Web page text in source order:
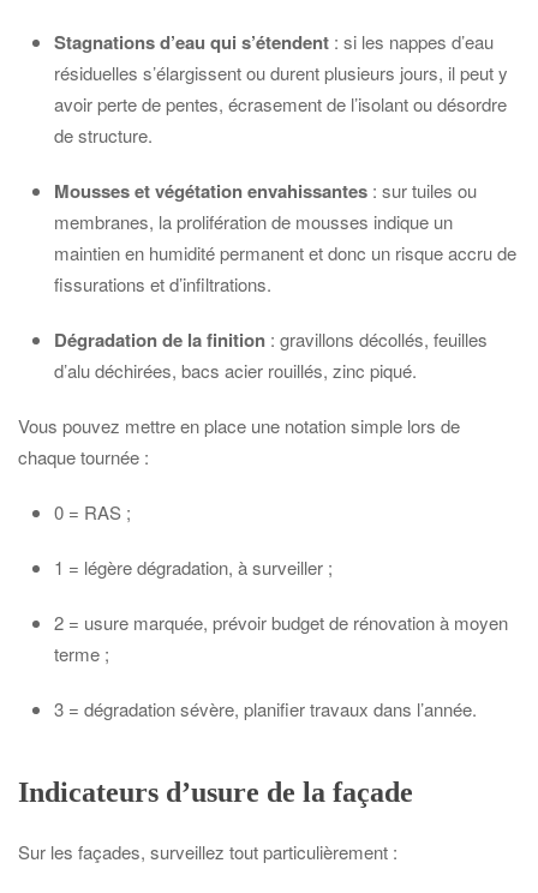
Stagnations d’eau qui s’étendent : si les nappes d’eau
résiduelles s’élargissent ou durent plusieurs jours, il peut y
avoir perte de pentes, écrasement de l’isolant ou désordre
de structure.
Mousses et végétation envahissantes : sur tuiles ou
membranes, la prolifération de mousses indique un
maintien en humidité permanent et donc un risque accru de
fissurations et d’infiltrations.
Dégradation de la finition : gravillons décollés, feuilles
d’alu déchirées, bacs acier rouillés, zinc piqué.
Vous pouvez mettre en place une notation simple lors de
chaque tournée :
0 = RAS ;
1 = légère dégradation, à surveiller ;
2 = usure marquée, prévoir budget de rénovation à moyen
terme ;
3 = dégradation sévère, planifier travaux dans l’année.
Indicateurs d’usure de la façade
Sur les façades, surveillez tout particulièrement :